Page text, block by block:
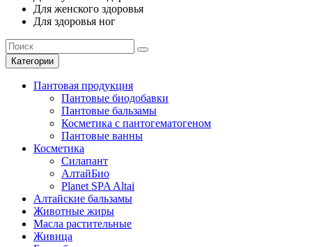
Для женского здоровья
Для здоровья ног
Категории
Пантовая продукция
Пантовые биодобавки
Пантовые бальзамы
Косметика с пантогематогеном
Пантовые ванны
Косметика
Силапант
АлтайБио
Planet SPA Altai
Алтайские бальзамы
Животные жиры
Масла растительные
Живица